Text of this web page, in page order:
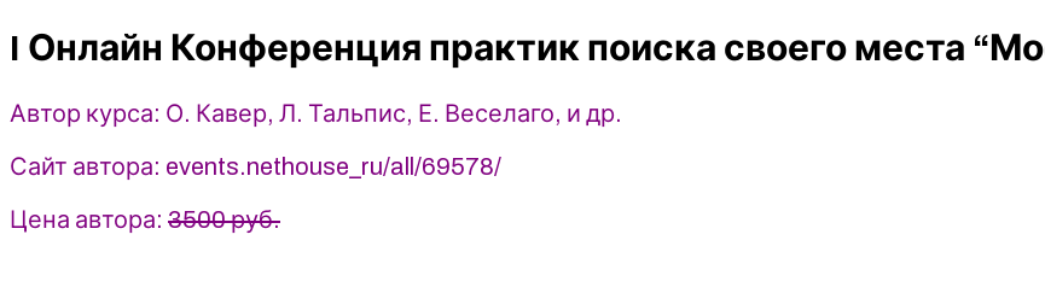
поиска
места
“Мое
Место”
2023
I Онлайн Конференция практик поиска своего места
Автор курса: О. Кавер, Л. Тальпис, Е. Веселаго, и др.
Сайт автора: events.nethouse_ru/all/69578/
Цена автора: 3500 руб.